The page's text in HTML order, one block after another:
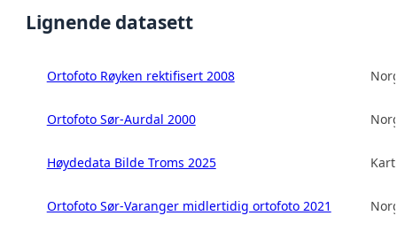
Lignende datasett
Ortofoto Røyken rektifisert 2008
Ortofoto Sør-Aurdal 2000
Høydedata Bilde Troms 2025
Ortofoto Sør-Varanger midlertidig ortofoto 2021